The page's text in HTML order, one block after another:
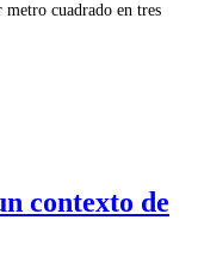
cuadrado en tres
contexto de